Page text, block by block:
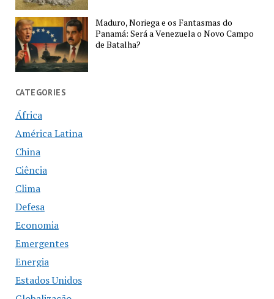
Maduro, Noriega e os Fantasmas do
Panamá: Será a Venezuela o Novo Campo
de Batalha?
CATEGORIES
África
América Latina
China
Ciência
Clima
Defesa
Economia
Emergentes
Energia
Estados Unidos